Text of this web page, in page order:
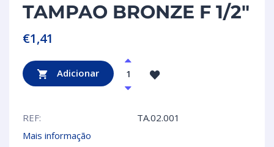
TAMPAO BRONZE F 1/2″
€1,41
Adicionar
REF:
TA.02.001
Mais informação